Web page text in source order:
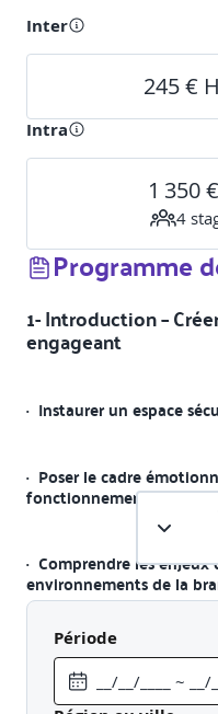
Inter
245 €
Intra
1 350
4
Programme
1- Introduction –
engageant
· Instaurer un espace
· Poser le cadre
fonctionnement (liberté
· Comprendre les
environnements de la
2- Statistiques,
des violences
Période